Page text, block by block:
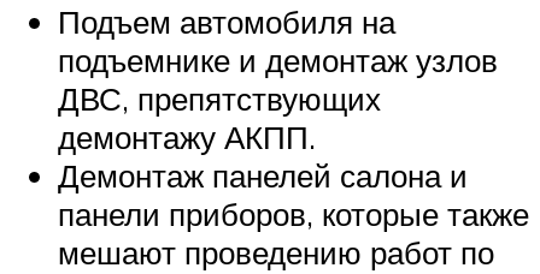
Подъем автомобиля на
подъемнике и демонтаж узлов
ДВС, препятствующих
демонтажу АКПП.
Демонтаж панелей салона и
панели приборов, которые также
мешают проведению работ по